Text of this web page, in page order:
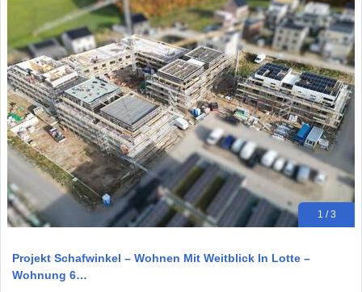
1 / 3
Projekt Schafwinkel – Wohnen Mit Weitblick In Lotte –
Wohnung 6…